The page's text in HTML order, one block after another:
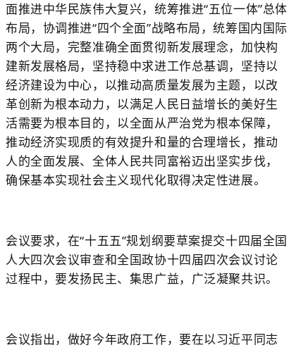
面推进中华民族伟大复兴，统筹推进“五位一体”总体
布局，协调推进“四个全面”战略布局，统筹国内国际
两个大局，完整准确全面贯彻新发展理念，加快构
建新发展格局，坚持稳中求进工作总基调，坚持以
经济建设为中心，以推动高质量发展为主题，以改
革创新为根本动力，以满足人民日益增长的美好生
活需要为根本目的，以全面从严治党为根本保障，
推动经济实现质的有效提升和量的合理增长，推动
人的全面发展、全体人民共同富裕迈出坚实步伐，
确保基本实现社会主义现代化取得决定性进展。
会议要求，在“十五五”规划纲要草案提交十四届全国
人大四次会议审查和全国政协十四届四次会议讨论
过程中，要发扬民主、集思广益，广泛凝聚共识。
会议指出，做好今年政府工作，要在以习近平同志